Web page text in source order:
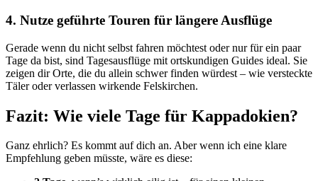
4. Nutze geführte Touren für längere Ausflüge
Gerade wenn du nicht selbst fahren möchtest oder nur für ein paar
Tage da bist, sind Tagesausflüge mit ortskundigen Guides ideal. Sie
zeigen dir Orte, die du allein schwer finden würdest – wie versteckte
Täler oder verlassen wirkende Felskirchen.
Fazit: Wie viele Tage für Kappadokien?
Ganz ehrlich? Es kommt auf dich an. Aber wenn ich eine klare
Empfehlung geben müsste, wäre es diese: